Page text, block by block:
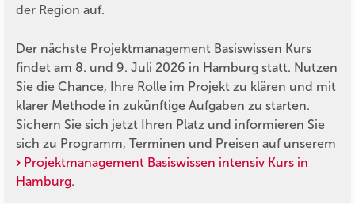
der Region auf.
Der nächste Projektmanagement Basiswissen Kurs
findet am 8. und 9. Juli 2026 in Hamburg statt. Nutzen
Sie die Chance, Ihre Rolle im Projekt zu klären und mit
klarer Methode in zukünftige Aufgaben zu starten.
Sichern Sie sich jetzt Ihren Platz und informieren Sie
sich zu Programm, Terminen und Preisen auf unserem
Projektmanagement Basiswissen intensiv Kurs in
Hamburg.